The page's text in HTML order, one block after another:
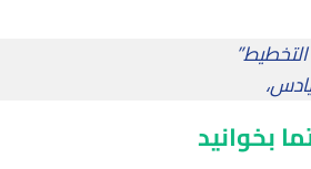
بخوانید